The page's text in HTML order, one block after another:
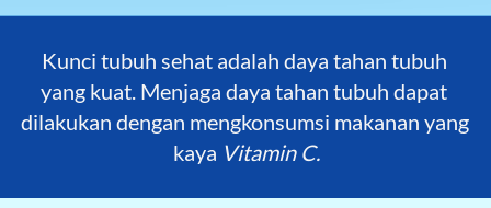
Kunci tubuh sehat adalah daya tahan tubuh
yang kuat. Menjaga daya tahan tubuh dapat
dilakukan dengan mengkonsumsi makanan yang
kaya Vitamin C.